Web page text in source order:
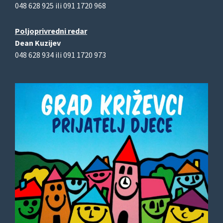
048 628 925 ili 091 1720 968
Poljoprivredni redar
Dean Kuzijev
048 628 934 ili 091 1720 973